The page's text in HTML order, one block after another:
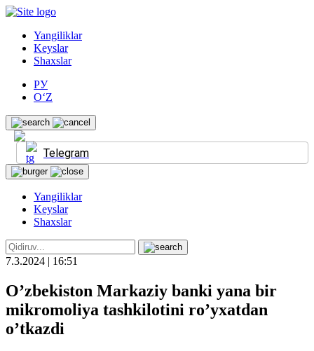
Yangiliklar
Keyslar
Shaxslar
РУ
O‘Z
Telegram
Yangiliklar
Keyslar
Shaxslar
7.3.2024 | 16:51
O’zbekiston Markaziy banki yana bir
mikromoliya tashkilotini ro’yxatdan
o’tkazdi